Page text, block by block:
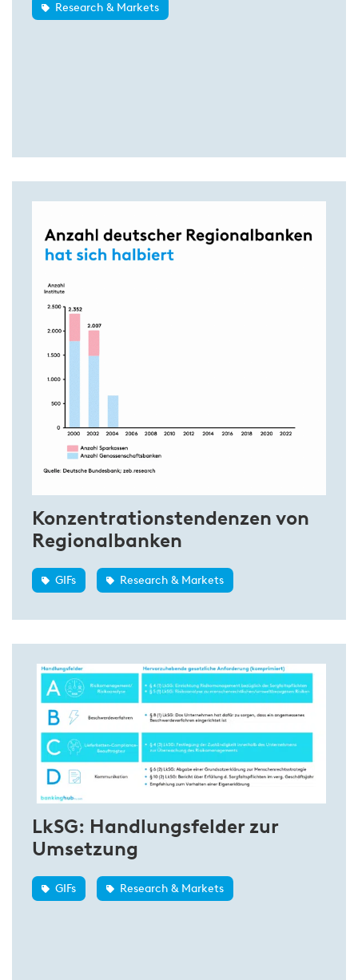
Research & Markets
Konzentrationstendenzen von
Regionalbanken
GIFs Research & Markets
LkSG: Handlungsfelder zur
Umsetzung
GIFs Research & Markets